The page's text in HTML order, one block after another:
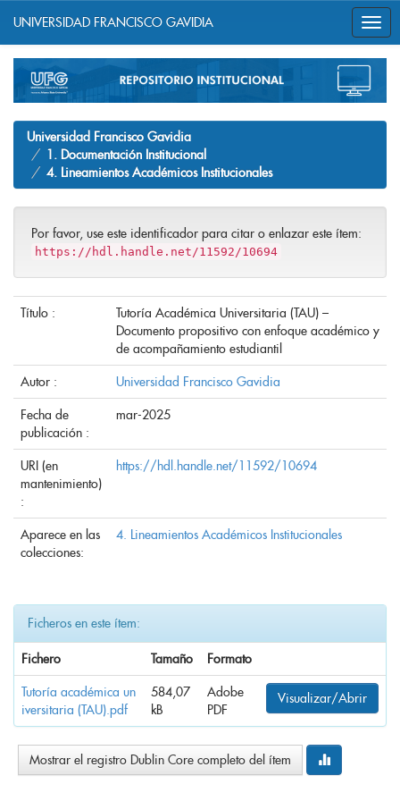
navigation
UNIVERSIDAD FRANCISCO GAVIDIA
Universidad Francisco Gavidia
1. Documentación Institucional
4. Lineamientos Académicos Institucionales
Por favor, use este identificador para citar o enlazar este ítem:
https://hdl.handle.net/11592/10694
Título :
Tutoría Académica Universitaria (TAU) –
Documento propositivo con enfoque académico y
de acompañamiento estudiantil
Autor : Universidad Francisco Gavidia
Fecha de
publicación :
mar-2025
URI (en
mantenimiento)
:
https://hdl.handle.net/11592/10694
Aparece en las
colecciones:
4. Lineamientos Académicos Institucionales
Ficheros en este ítem:
Fichero Tamaño Formato
Tutoría académica un
iversitaria (TAU).pdf
584,07
kB
Adobe
PDF
Visualizar/Abrir
Mostrar el registro Dublin Core completo del ítem